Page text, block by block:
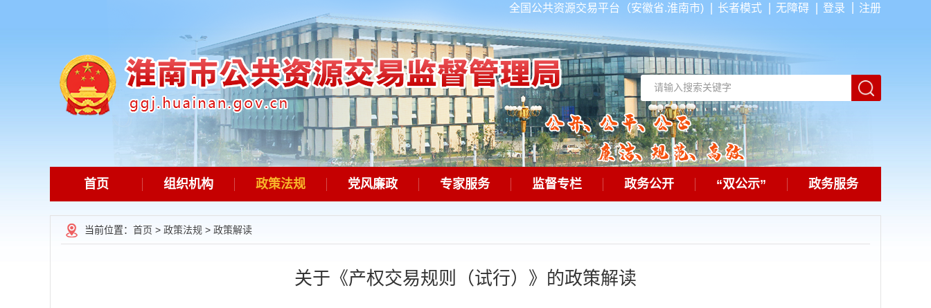
全国公共资源交易平台（安徽省.淮南市) 长者模式 无障碍 登录 注册
首页 组织机构 政策法规 党风廉政 专家服务 监督专栏 政务公开 “双公示” 政务服务
当前位置： 首页 > 政策法规 > 政策解读
关于《产权交易规则（试行）》的政策解读